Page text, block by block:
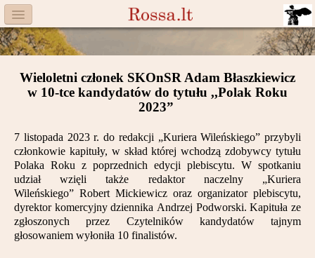
Menu
Facebook
Komitet
Książka
Moneta
Cegiełki
Rossa
Wieloletni członek SKOnSR Adam Błaszkiewicz
w 10-tce kandydatów do tytułu ,,Polak Roku
2023”
7 listopada 2023 r. do redakcji „Kuriera Wileńskiego” przybyli
członkowie kapituły, w skład której wchodzą zdobywcy tytułu
Polaka Roku z poprzednich edycji plebiscytu. W spotkaniu
udział wzięli także redaktor naczelny „Kuriera
Wileńskiego” Robert Mickiewicz oraz organizator plebiscytu,
dyrektor komercyjny dziennika Andrzej Podworski. Kapituła ze
zgłoszonych przez Czytelników kandydatów tajnym
głosowaniem wyłoniła 10 finalistów.